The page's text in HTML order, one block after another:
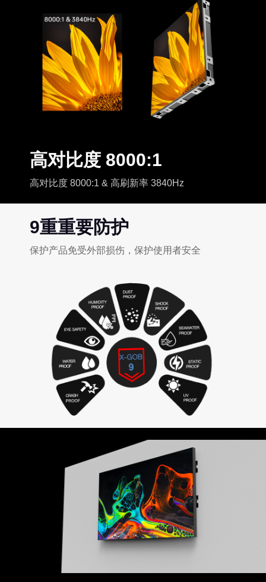
高对比度 8000:1
高对比度 8000:1 & 高刷新率 3840Hz
9重重要防护
保护产品免受外部损伤，保护使用者安全